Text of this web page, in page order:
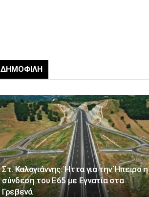
ΔΗΜΟΦΙΛΉ
Στ. Καλογιάννης: Ήττα για την Ήπειρο η
σύνδεση του Ε65 με Εγνατία στα
Γρεβενά